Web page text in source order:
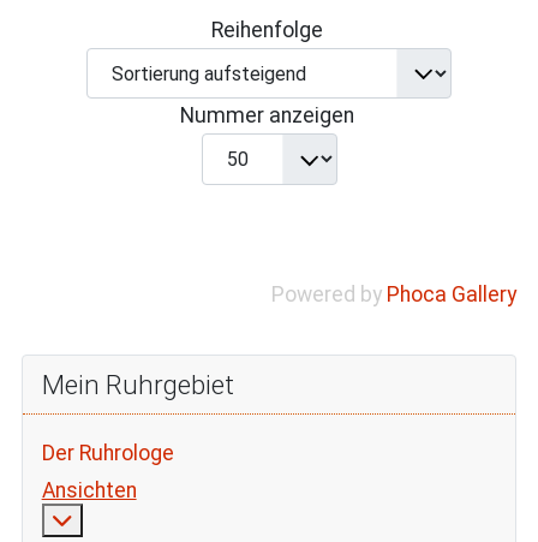
Reihenfolge
Nummer anzeigen
Powered by Phoca Gallery
Mein Ruhrgebiet
Der Ruhrologe
Ansichten
Weitere Informationen: Ansichten